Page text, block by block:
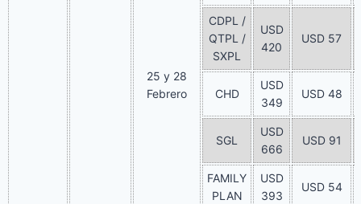
25 y 28
Febrero
CDPL /
QTPL /
SXPL
USD
420
USD 57
CHD
USD
349
USD 48
SGL
USD
666
USD 91
FAMILY
PLAN
USD
393
USD 54